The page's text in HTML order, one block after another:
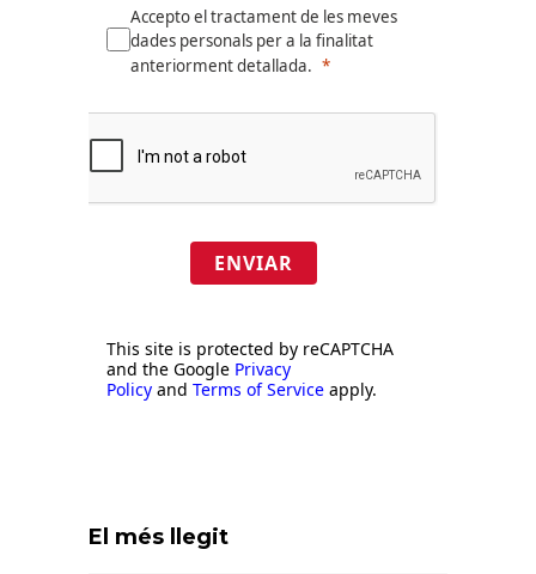
Accepto el tractament de les meves
dades personals per a la finalitat
anteriorment detallada.
ENVIAR
This site is protected by reCAPTCHA
and the Google Privacy
Policy and Terms of Service apply.
El més llegit